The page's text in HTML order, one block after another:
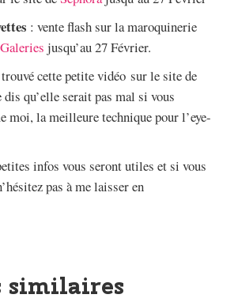
: vente flash sur la maroquinerie
Galeries jusqu’au 27 Février.
cette petite vidéo sur le site de
dis qu’elle serait pas mal si vous
moi, la meilleure technique pour l’eye-
infos vous seront utiles et si vous
pas à me laisser en